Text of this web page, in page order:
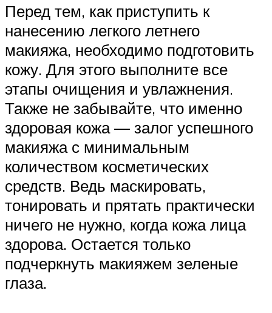
Перед тем, как приступить к
нанесению легкого летнего
макияжа, необходимо подготовить
кожу. Для этого выполните все
этапы очищения и увлажнения.
Также не забывайте, что именно
здоровая кожа — залог успешного
макияжа с минимальным
количеством косметических
средств. Ведь маскировать,
тонировать и прятать практически
ничего не нужно, когда кожа лица
здорова. Остается только
подчеркнуть макияжем зеленые
глаза.